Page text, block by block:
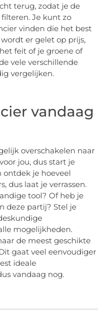
terug, zodat je de
Je kunt zo
vinden die het best
er gelet op prijs,
feit of je groene of
vele verschillende
vergelijken.
vandaag
overschakelen naar
jou, dus start je
ontdek je hoeveel
dus laat je verrassen.
tool? Of heb je
deze partij? Stel je
mogelijkheden.
de meest geschikte
gaat veel eenvoudiger
ideale
vandaag nog.